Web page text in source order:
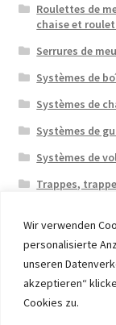
Wir verwenden
personalisierte
unseren
akzeptieren“
Cookies zu.
Roulettes de
chaise et
Serrures de
Systèmes de
Systèmes de
Systèmes de
Systèmes de
Trappes,
© 2026 Eruon